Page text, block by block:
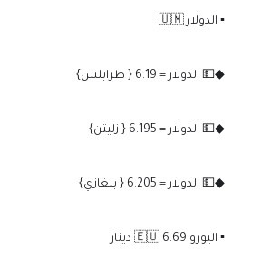
▪️ الدولار 🇺🇲
◆💵 الدولار = 6.19 { طرابلس}
◆💵 الدولار = 6.195 { زليتن}
◆💵 الدولار = 6.205 { بنغازي}
▪️ اليورو 🇪🇺 6.69 دينار